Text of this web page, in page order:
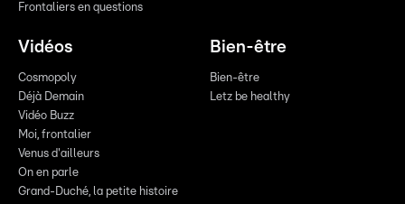
Frontaliers en questions
Vidéos
Cosmopoly
Déjà Demain
Vidéo Buzz
Moi, frontalier
Venus d'ailleurs
On en parle
Grand-Duché, la petite histoire
Bien-être
Bien-être
Letz be healthy